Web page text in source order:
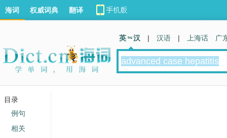
海词 权威词典 翻译
英 汉 | 汉语 | 上海话 广
目录
例句
相关